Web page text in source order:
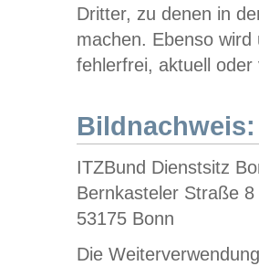
Dritter, zu denen in
machen. Ebenso
fehlerfrei, aktuell oder
Bildnachweis:
ITZBund Dienstsitz
Bernkasteler Straße 8
53175 Bonn
Die